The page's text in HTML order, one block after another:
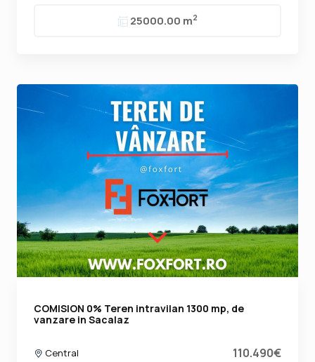
25000.00 m2
COMISION 0% Teren intravilan 1300 mp, de
vanzare in Sacalaz
Central 110.490€